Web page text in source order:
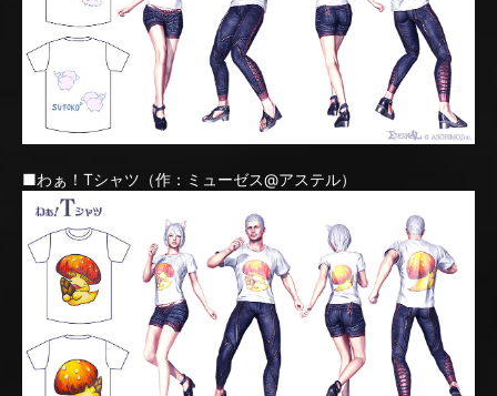
■わぁ！Tシャツ（作：ミューゼス@アステル）